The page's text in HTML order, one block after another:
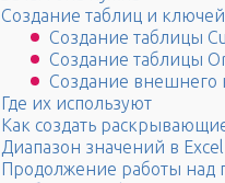
Создание таблиц и
Создание таблицы
Создание таблицы
Создание внешнего
Где их используют
Как создать
Диапазон значений в Excel
Продолжение работы над